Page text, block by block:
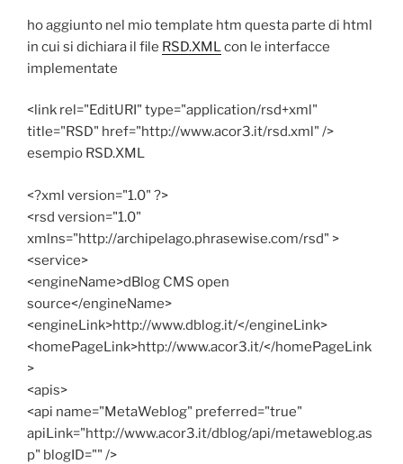
ho aggiunto nel mio template htm questa parte di html
in cui si dichiara il file RSD.XML con le interfacce
implementate
<link rel="EditURI" type="application/rsd+xml"
title="RSD" href="http://www.acor3.it/rsd.xml" />
esempio RSD.XML
<?xml version="1.0" ?>
<rsd version="1.0"
xmlns="http://archipelago.phrasewise.com/rsd" >
<service>
<engineName>dBlog CMS open
source</engineName>
<engineLink>http://www.dblog.it/</engineLink>
<homePageLink>http://www.acor3.it/</homePageLink
>
<apis>
<api name="MetaWeblog" preferred="true"
apiLink="http://www.acor3.it/dblog/api/metaweblog.as
p" blogID="" />